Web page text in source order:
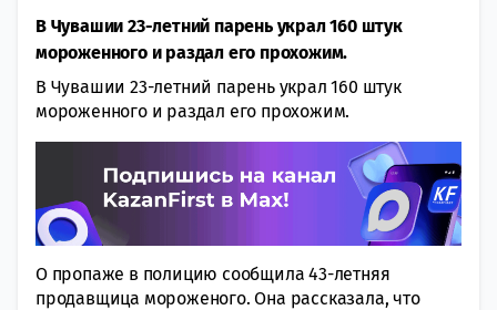
В Чувашии 23-летний парень украл 160 штук
мороженного и раздал его прохожим.
В Чувашии 23-летний парень украл 160 штук
мороженного и раздал его прохожим.
О пропаже в полицию сообщила 43-летняя
продавщица мороженого. Она рассказала, что